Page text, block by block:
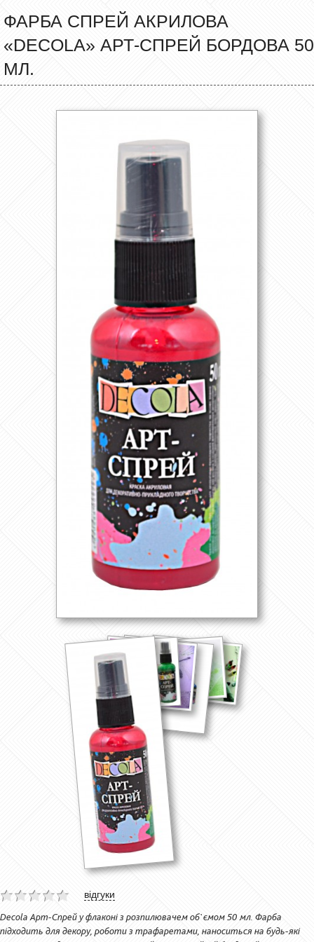
ФАРБА СПРЕЙ АКРИЛОВА
«DECOLA» АРТ-СПРЕЙ БОРДОВА 50
МЛ.
відгуки
Decola Арт-Спрей у флаконі з розпилювачем об`ємом 50 мл. Фарба
підходить для декору, роботи з трафаретами, наноситься на будь-які